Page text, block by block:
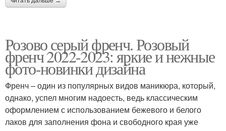
Розово серый френч. Розовый
френч 2022-2023: яркие и нежные
фото-новинки дизайна
Френч – один из популярных видов маникюра, который,
однако, успел многим надоесть, ведь классическим
оформлением с использованием бежевого и белого
лаков для заполнения фона и свободного края уже